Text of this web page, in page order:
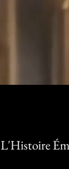
L'Histoire